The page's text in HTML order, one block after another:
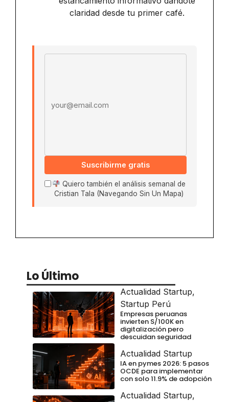
claridad desde tu primer café.
Suscribirme gratis
Quiero también el análisis semanal de
Cristian Tala (Navegando Sin Un Mapa)
Lo Último
Actualidad Startup,
Startup Perú
Empresas peruanas
invierten S/100K en
digitalización pero
descuidan seguridad
Actualidad Startup
IA en pymes 2026: 5 pasos
OCDE para implementar
con solo 11.9% de adopción
Actualidad Startup,